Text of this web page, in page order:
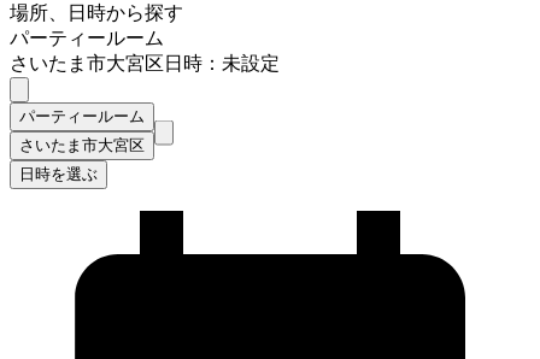
場所、日時から探す
パーティールーム
さいたま市大宮区日時：未設定
パーティールーム
さいたま市大宮区
日時を選ぶ